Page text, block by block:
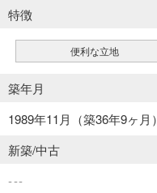
特徴
便利な立地
築年月
1989年11月（築36年9ヶ月）
新築/中古
---